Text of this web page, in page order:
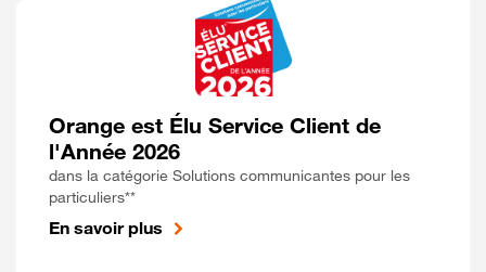
Orange est Élu Service Client de
l'Année 2026
dans la catégorie Solutions communicantes pour les
particuliers**
En savoir plus